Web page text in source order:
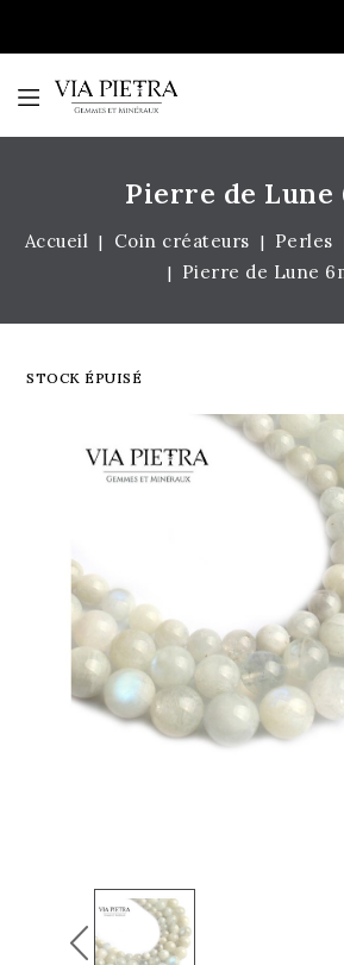
Pierre de Lune
Accueil Coin créateurs Perles
Pierre de Lune
STOCK ÉPUISÉ